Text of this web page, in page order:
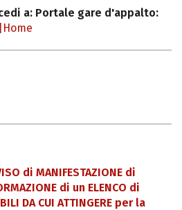
a: Portale gare d'appalto:
di MANIFESTAZIONE di
di un ELENCO di
DA CUI ATTINGERE per la